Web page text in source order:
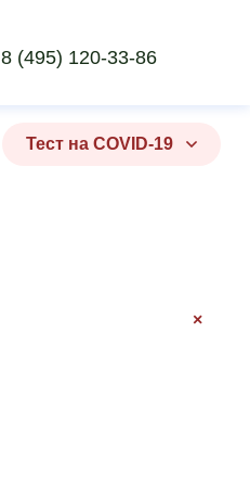
8 (495) 120-33-86
Тест на COVID-19
×